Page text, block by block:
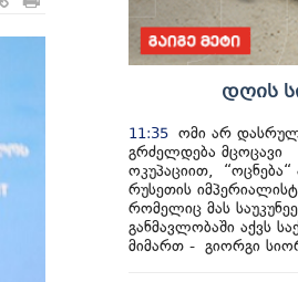
დღის
11:35 ომი არ
გრძელდება მცოცავი
ოკუპაციით, “ოცნება“
რუსეთის
რომელიც მას
განმავლობაში აქვს
მიმართ - გიორგი